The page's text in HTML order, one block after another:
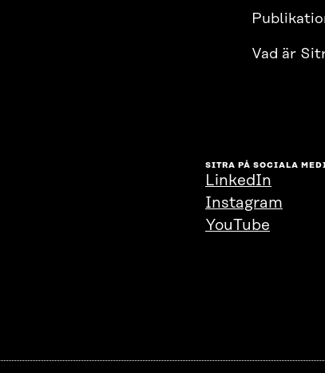
Vad är
SITRA PÅ SOCIALA
LinkedIn
Instagram
YouTube